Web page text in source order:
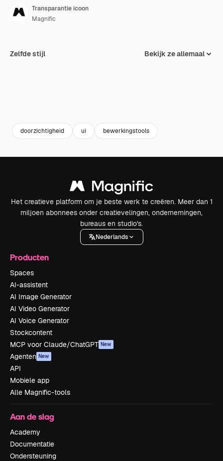
Transparantie icoon
Magnific
Zelfde stijl Bekijk ze allemaal
doorzichtigheid ui bewerkingstools
Het creatieve platform om je beste werk te creëren. Meer dan 1
miljoen abonnees onder creatievelingen, ondernemingen,
bureaus en studio's.
Nederlands
Producten
Spaces
AI-assistent
AI Image Generator
AI Video Generator
AI Voice Generator
Stockcontent
MCP voor Claude/ChatGPT New
Agenten New
API
Mobiele app
Alle Magnific-tools
Aan de slag
Academy
Documentatie
Ondersteuning